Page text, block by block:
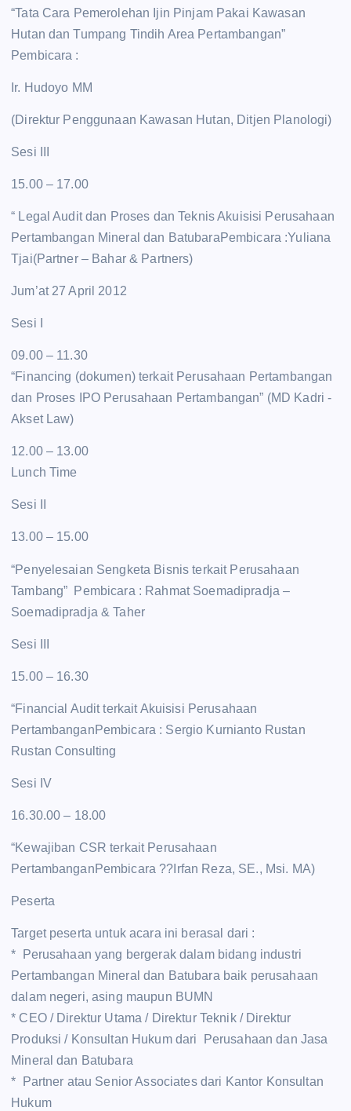
“Tata Cara Pemerolehan Ijin Pinjam Pakai Kawasan
Hutan dan Tumpang Tindih Area Pertambangan”
Pembicara :
Ir. Hudoyo MM
(Direktur Penggunaan Kawasan Hutan, Ditjen Planologi)
Sesi III
15.00 – 17.00
“ Legal Audit dan Proses dan Teknis Akuisisi Perusahaan
Pertambangan Mineral dan BatubaraPembicara :Yuliana
Tjai(Partner – Bahar & Partners)
Jum’at 27 April 2012
Sesi I
09.00 – 11.30
“Financing (dokumen) terkait Perusahaan Pertambangan
dan Proses IPO Perusahaan Pertambangan” (MD Kadri -
Akset Law)
12.00 – 13.00
Lunch Time
Sesi II
13.00 – 15.00
“Penyelesaian Sengketa Bisnis terkait Perusahaan
Tambang” Pembicara : Rahmat Soemadipradja –
Soemadipradja & Taher
Sesi III
15.00 – 16.30
“Financial Audit terkait Akuisisi Perusahaan
PertambanganPembicara : Sergio Kurnianto Rustan
Rustan Consulting
Sesi IV
16.30.00 – 18.00
“Kewajiban CSR terkait Perusahaan
PertambanganPembicara ??Irfan Reza, SE., Msi. MA)
Peserta
Target peserta untuk acara ini berasal dari :
* Perusahaan yang bergerak dalam bidang industri
Pertambangan Mineral dan Batubara baik perusahaan
dalam negeri, asing maupun BUMN
* CEO / Direktur Utama / Direktur Teknik / Direktur
Produksi / Konsultan Hukum dari Perusahaan dan Jasa
Mineral dan Batubara
* Partner atau Senior Associates dari Kantor Konsultan
Hukum